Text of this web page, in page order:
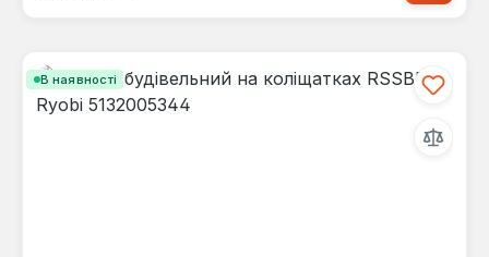
В наявності